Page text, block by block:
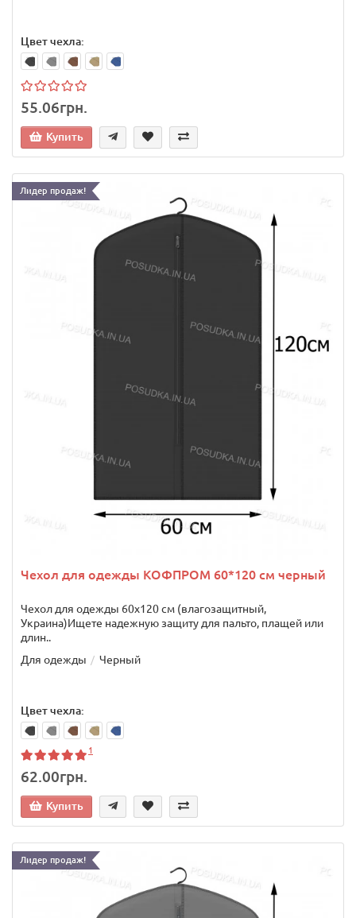
Цвет чехла:
55.06грн.
Купить
Лидер продаж!
Чехол для одежды КОФПРОМ 60*120 см черный
Чехол для одежды 60х120 см (влагозащитный,
Украина)Ищете надежную защиту для пальто, плащей или
длин..
Для одежды
Черный
Цвет чехла:
1
62.00грн.
Купить
Лидер продаж!